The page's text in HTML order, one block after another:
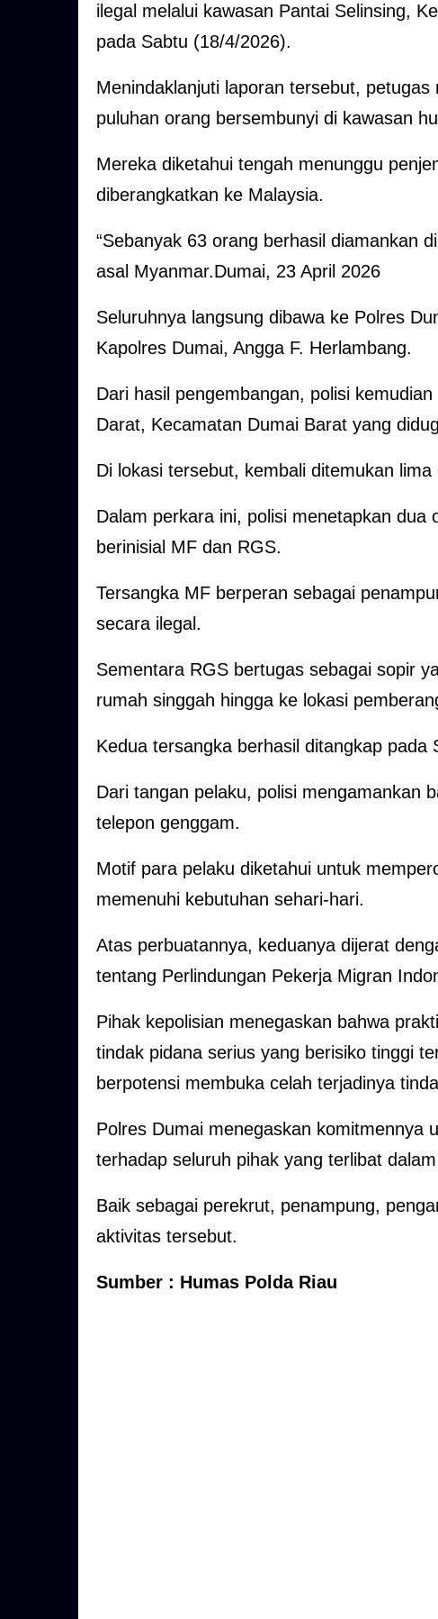
ilegal melalui kawasan Pantai Selinsing,
pada Sabtu (18/4/2026).
Menindaklanjuti laporan tersebut,
puluhan orang bersembunyi di kawasan
Mereka diketahui tengah menunggu
diberangkatkan ke Malaysia.
“Sebanyak 63 orang berhasil diamankan
asal Myanmar.Dumai, 23 April 2026
Seluruhnya langsung dibawa ke Polres
Kapolres Dumai, Angga F. Herlambang.
Dari hasil pengembangan, polisi
Darat, Kecamatan Dumai Barat yang
Di lokasi tersebut, kembali ditemukan
Dalam perkara ini, polisi menetapkan
berinisial MF dan RGS.
Tersangka MF berperan sebagai
secara ilegal.
Sementara RGS bertugas sebagai sopir
rumah singgah hingga ke lokasi
Kedua tersangka berhasil ditangkap
Dari tangan pelaku, polisi mengamankan
telepon genggam.
Motif para pelaku diketahui untuk
memenuhi kebutuhan sehari-hari.
Atas perbuatannya, keduanya dijerat
tentang Perlindungan Pekerja Migran
Pihak kepolisian menegaskan bahwa
tindak pidana serius yang berisiko tinggi
berpotensi membuka celah terjadinya
Polres Dumai menegaskan komitmennya
terhadap seluruh pihak yang terlibat
Baik sebagai perekrut, penampung,
aktivitas tersebut.
Sumber : Humas Polda Riau